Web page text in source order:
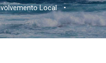
Local •